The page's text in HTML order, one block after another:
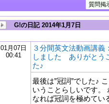
質問掲
G!の日記 2014年1月7日
01月07日
00:41
３分間英文法動画講義
しました ありがとう
た♪
最後は”冠詞”でした♪
いうことらしいです。
なれば冠詞を極めてい